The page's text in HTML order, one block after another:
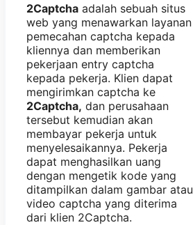
2Captcha adalah sebuah situs
web yang menawarkan layanan
pemecahan captcha kepada
kliennya dan memberikan
pekerjaan entry captcha
kepada pekerja. Klien dapat
mengirimkan captcha ke
2Captcha, dan perusahaan
tersebut kemudian akan
membayar pekerja untuk
menyelesaikannya. Pekerja
dapat menghasilkan uang
dengan mengetik kode yang
ditampilkan dalam gambar atau
video captcha yang diterima
dari klien 2Captcha.